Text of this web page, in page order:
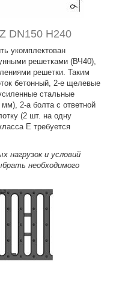
DN150 H240
укомплектован
решетками (ВЧ40),
решетки. Таким
бетонный, 2-е щелевые
стальные
2-а болта с ответной
(2 шт. на одну
E требуется
нагрузок и условий
необходимого